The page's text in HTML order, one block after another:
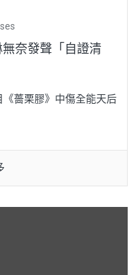
奈發聲「自證清
薔栗膠》中傷全能天后